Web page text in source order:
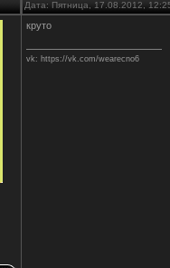
Дата: Пятница, 17.08.2012,
круто
vk: https://vk.com/wearecno6